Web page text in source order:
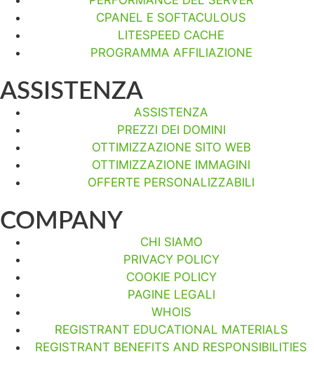
CPANEL E SOFTACULOUS
LITESPEED CACHE
PROGRAMMA AFFILIAZIONE
ASSISTENZA
ASSISTENZA
PREZZI DEI DOMINI
OTTIMIZZAZIONE SITO WEB
OTTIMIZZAZIONE IMMAGINI
OFFERTE PERSONALIZZABILI
COMPANY
CHI SIAMO
PRIVACY POLICY
COOKIE POLICY
PAGINE LEGALI
WHOIS
REGISTRANT EDUCATIONAL MATERIALS
REGISTRANT BENEFITS AND RESPONSIBILITIES